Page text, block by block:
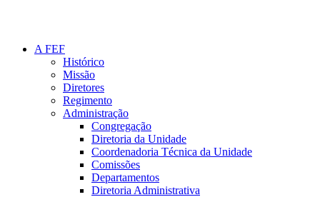
A FEF
Histórico
Missão
Diretores
Regimento
Administração
Congregação
Diretoria da Unidade
Coordenadoria Técnica da Unidade
Comissões
Departamentos
Diretoria Administrativa